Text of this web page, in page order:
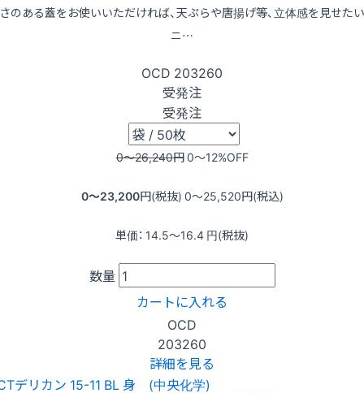
のある蓋をお使いいただければ、天ぷらや唐揚げ等、立体感を見せた
ニ…
OCD 203260
受発注
受発注
0〜26,240円0〜12%OFF
0〜23,200円(税抜) 0〜25,520円(税込)
単価： 14.5〜16.4 円(税抜)
数量
カートに入れる
OCD
203260
詳細を見る